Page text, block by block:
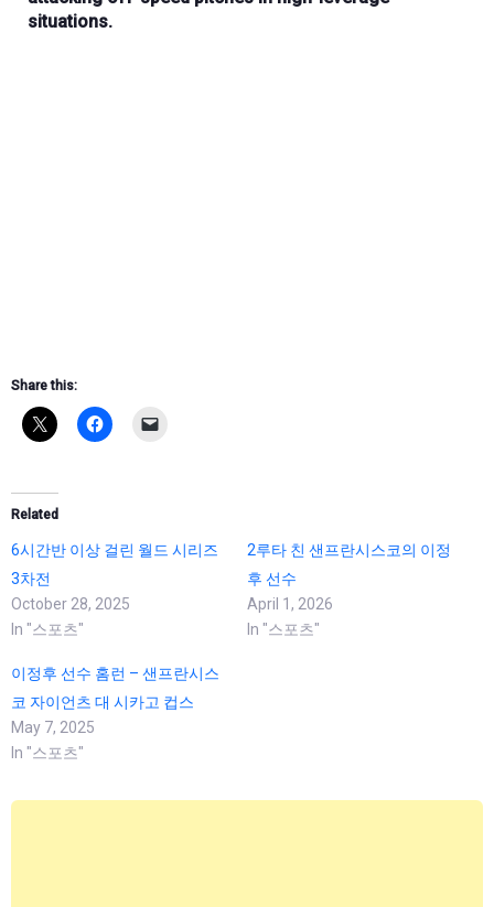
situations.
Share this:
Related
6시간반 이상 걸린 월드 시리즈
3차전
October 28, 2025
In "스포츠"
2루타 친 샌프란시스코의 이정
후 선수
April 1, 2026
In "스포츠"
이정후 선수 홈런 – 샌프란시스
코 자이언츠 대 시카고 컵스
May 7, 2025
In "스포츠"